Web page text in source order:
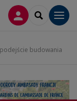
LOGOWANIE
SEARCH
budowania